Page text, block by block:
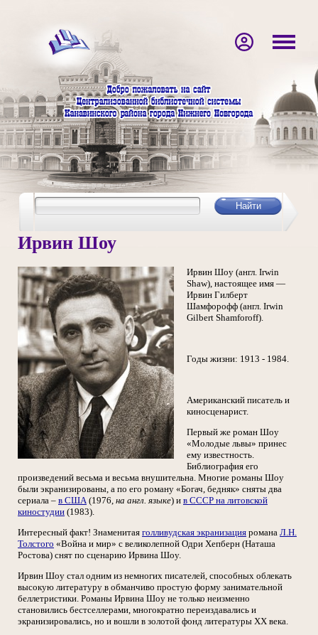
Ирвин Шоу
Ирвин Шоу (англ. Irwin
Shaw), настоящее имя —
Ирвин Гилберт
Шамфорофф (англ. Irwin
Gilbert Shamforoff).
Годы жизни: 1913 - 1984.
Американский писатель и
киносценарист.
Первый же роман Шоу
«Молодые львы» принес
ему известность.
Библиография его
произведений весьма и весьма внушительна. Многие романы Шоу
были экранизированы, а по его роману «Богач, бедняк» сняты два
сериала – в США(1976, на англ. языке) и в СССР на литовской
киностудии (1983).
Интересный факт! Знаменитая голливудская экранизация романа Л.Н.
Толстого «Война и мир» с великолепной Одри Хепберн (Наташа
Ростова) снят по сценарию Ирвина Шоу.
Ирвин Шоу стал одним из немногих писателей, способных облекать
высокую литературу в обманчиво простую форму занимательной
беллетристики. Романы Ирвина Шоу не только неизменно
становились бестселлерами, многократно переиздавались и
экранизировались, но и вошли в золотой фонд литературы ХХ века.